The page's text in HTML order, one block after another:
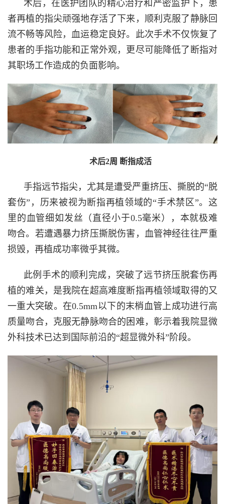
术后，在医护团队的精心治疗和严密监护下，患
者再植的指尖顽强地存活了下来，顺利克服了静脉回
流不畅等风险，血运稳定良好。此次手术不仅恢复了
患者的手指功能和正常外观，更尽可能降低了断指对
其职场工作造成的负面影响。
术后2周 断指成活
手指远节指尖，尤其是遭受严重挤压、撕脱的“脱
套伤”，历来被视为断指再植领域的“手术禁区”。这
里的血管细如发丝（直径小于0.5毫米），本就极难
吻合。若遭遇暴力挤压撕脱伤害，血管神经往往严重
损毁，再植成功率微乎其微。
此例手术的顺利完成，突破了远节挤压脱套伤再
植的难关，是我院在超高难度断指再植领域取得的又
一重大突破。在0.5mm以下的末梢血管上成功进行高
质量吻合，克服无静脉吻合的困难，彰示着我院显微
外科技术已达到国际前沿的“超显微外科”阶段。